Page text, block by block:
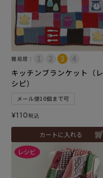
難易度：
キッチンブランケット（レ
シピ）
メール便10個まで可
¥110税込
カートに入れる